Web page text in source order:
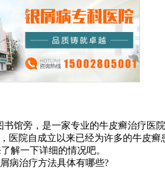
馆旁，是一家专业的牛皮癣治疗医院
院自成立以来已经为许多的牛皮
解一下详细的情况吧。